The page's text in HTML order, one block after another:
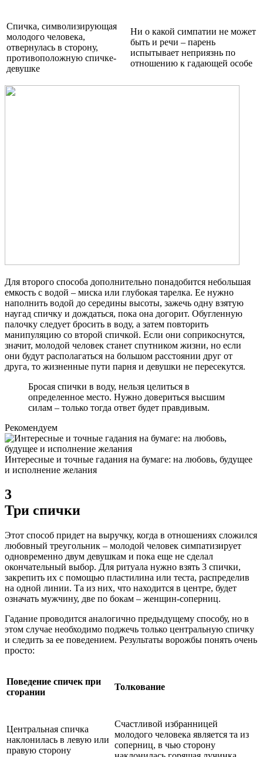
Спичка, символизирующая
молодого человека,
отвернулась в сторону,
противоположную спичке-
девушке
Ни о какой симпатии не может
быть и речи – парень
испытывает неприязнь по
отношению к гадающей особе
Для второго способа дополнительно понадобится небольшая
емкость с водой – миска или глубокая тарелка. Ее нужно
наполнить водой до середины высоты, зажечь одну взятую
наугад спичку и дождаться, пока она догорит. Обугленную
палочку следует бросить в воду, а затем повторить
манипуляцию со второй спичкой. Если они соприкоснутся,
значит, молодой человек станет спутником жизни, но если
они будут располагаться на большом расстоянии друг от
друга, то жизненные пути парня и девушки не пересекутся.
Бросая спички в воду, нельзя целиться в
определенное место. Нужно довериться высшим
силам – только тогда ответ будет правдивым.
Рекомендуем
Интересные и точные гадания на бумаге: на любовь, будущее
и исполнение желания
3
Три спички
Этот способ придет на выручку, когда в отношениях сложился
любовный треугольник – молодой человек симпатизирует
одновременно двум девушкам и пока еще не сделал
окончательный выбор. Для ритуала нужно взять 3 спички,
закрепить их с помощью пластилина или теста, распределив
на одной линии. Та из них, что находится в центре, будет
означать мужчину, две по бокам – женщин-соперниц.
Гадание проводится аналогично предыдущему способу, но в
этом случае необходимо поджечь только центральную спичку
и следить за ее поведением. Результаты ворожбы понять очень
просто:
Поведение спичек при
сгорании
Толкование
Центральная спичка
наклонилась в левую или
правую сторону
Счастливой избранницей
молодого человека является та из
соперниц, в чью сторону